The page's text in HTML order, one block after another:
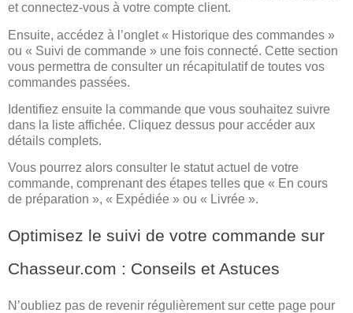
et connectez-vous à votre compte client.
Ensuite, accédez à l’onglet « Historique des commandes »
ou « Suivi de commande » une fois connecté. Cette section
vous permettra de consulter un récapitulatif de toutes vos
commandes passées.
Identifiez ensuite la commande que vous souhaitez suivre
dans la liste affichée. Cliquez dessus pour accéder aux
détails complets.
Vous pourrez alors consulter le statut actuel de votre
commande, comprenant des étapes telles que « En cours
de préparation », « Expédiée » ou « Livrée ».
Optimisez le suivi de votre commande sur
Chasseur.com : Conseils et Astuces
N’oubliez pas de revenir régulièrement sur cette page pour